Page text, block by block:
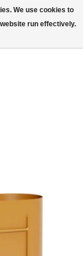
We use cookies to
run effectively.